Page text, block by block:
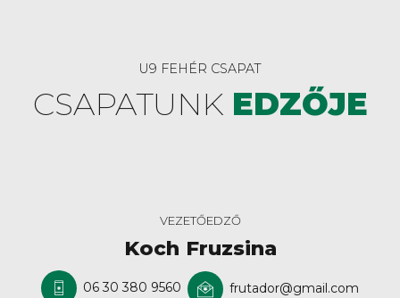
U9 FEHÉR CSAPAT
CSAPATUNK EDZŐJE
VEZETŐEDZŐ
Koch Fruzsina
06 30 380 9560 frutador@gmail.com